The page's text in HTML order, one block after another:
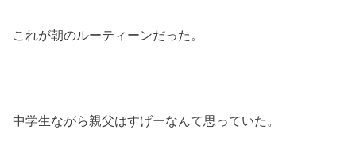
これが朝のルーティーンだった。
中学生ながら親父はすげーなんて思っていた。